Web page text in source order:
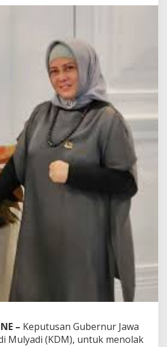
– Keputusan Gubernur Jawa
Mulyadi (KDM), untuk menolak